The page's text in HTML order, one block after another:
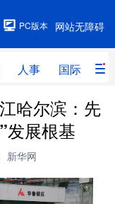
网站无障碍
PC版本
人事 国际 财
人事
港澳
线
体育
哈尔滨：先
发展根基
新华网